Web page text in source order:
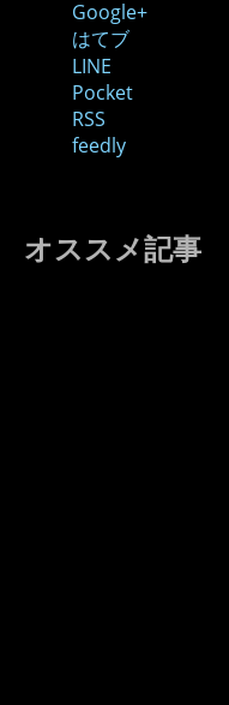
Google+
はてブ
LINE
Pocket
RSS
feedly
オススメ記事